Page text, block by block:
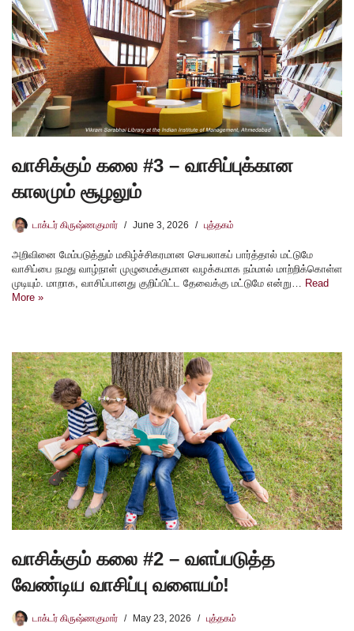
வாசிக்கும் கலை #3 – வாசிப்புக்கான
காலமும் சூழலும்
டாக்டர் கிருஷ்ணகுமார் June 3, 2026 புத்தகம்
அறிவினை மேம்படுத்தும் மகிழ்ச்சிகரமான செயலாகப் பார்த்தால் மட்டுமே
வாசிப்பை நமது வாழ்நாள் முழுமைக்குமான வழக்கமாக நம்மால் மாற்றிக்கொள்ள
முடியும். மாறாக, வாசிப்பானது குறிப்பிட்ட தேவைக்கு மட்டுமே என்று…
Read
More »
வாசிக்கும் கலை #2 – வளப்படுத்த
வேண்டிய வாசிப்பு வளையம்!
டாக்டர் கிருஷ்ணகுமார் May 23, 2026 புத்தகம்